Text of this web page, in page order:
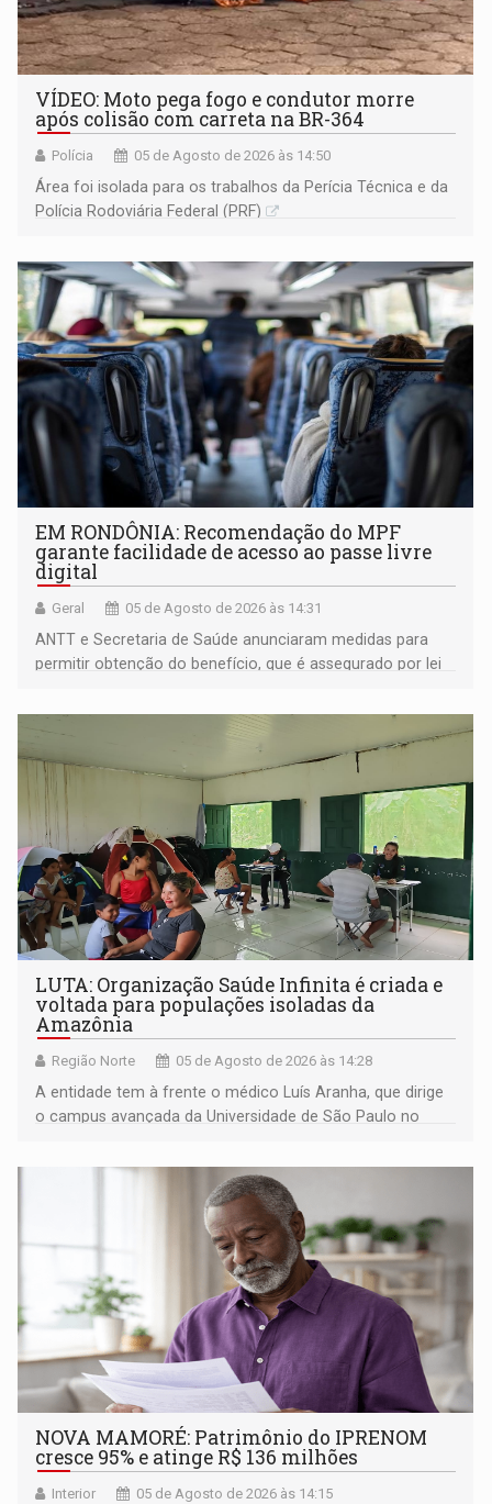
VÍDEO: Moto pega fogo e condutor morre
após colisão com carreta na BR-364
Polícia 05 de Agosto de 2026 às 14:50
Área foi isolada para os trabalhos da Perícia Técnica e da
Polícia Rodoviária Federal (PRF)
EM RONDÔNIA: Recomendação do MPF
garante facilidade de acesso ao passe livre
digital
Geral 05 de Agosto de 2026 às 14:31
ANTT e Secretaria de Saúde anunciaram medidas para
permitir obtenção do benefício, que é assegurado por lei
LUTA: Organização Saúde Infinita é criada e
voltada para populações isoladas da
Amazônia
Região Norte 05 de Agosto de 2026 às 14:28
A entidade tem à frente o médico Luís Aranha, que dirige
o campus avançada da Universidade de São Paulo no
NOVA MAMORÉ: Patrimônio do IPRENOM
cresce 95% e atinge R$ 136 milhões
Interior 05 de Agosto de 2026 às 14:15